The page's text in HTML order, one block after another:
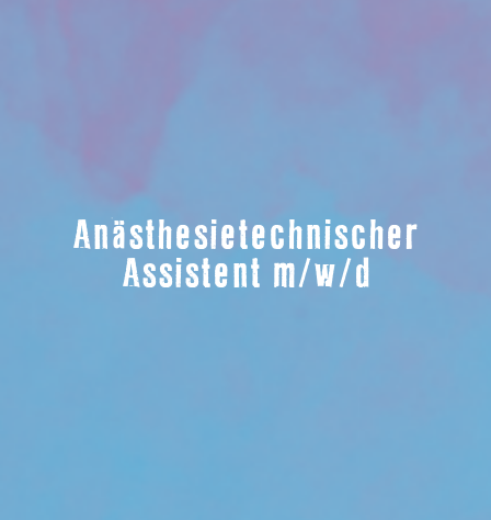
Anästhesietechnischer
Assistent m/w/d